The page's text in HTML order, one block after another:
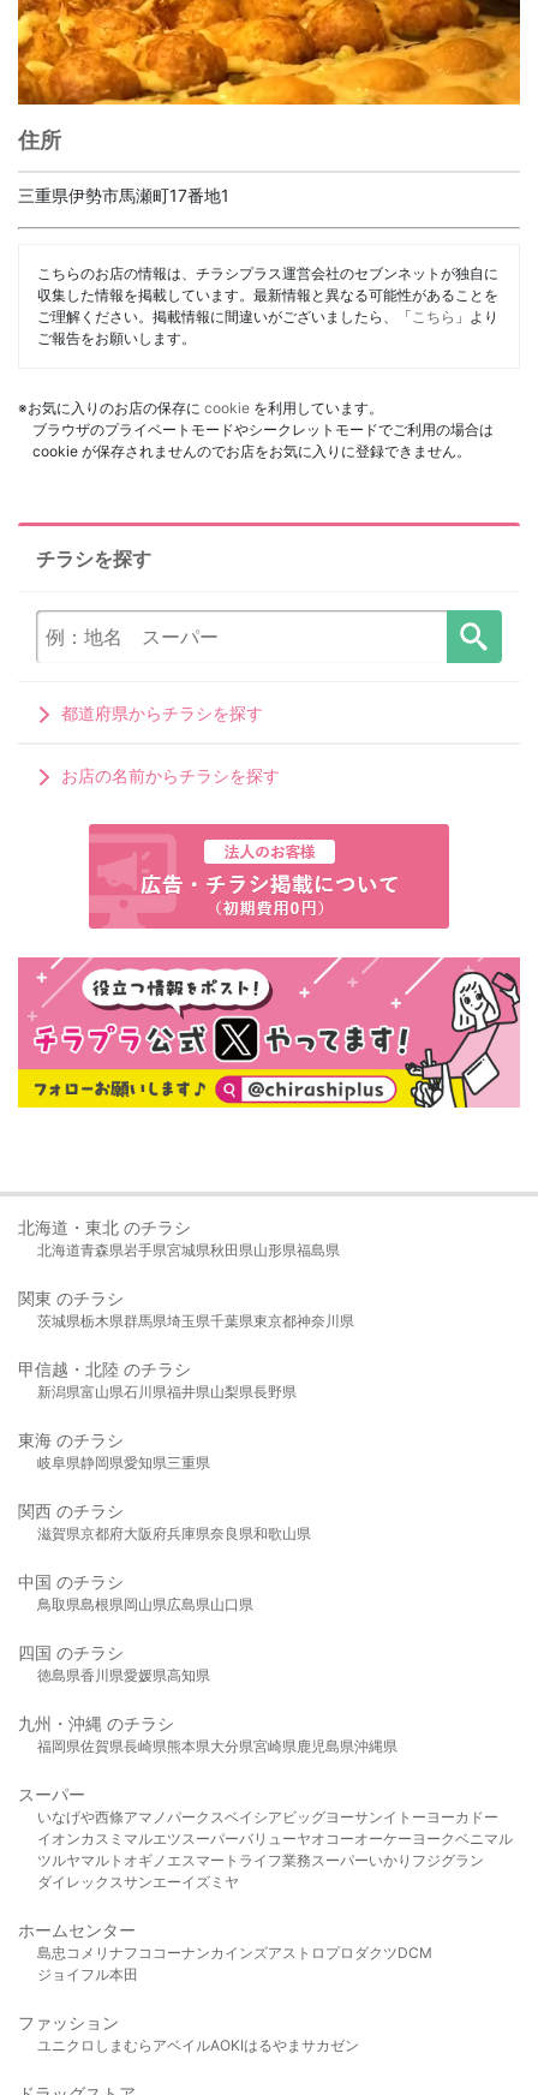
住所
三重県伊勢市馬瀬町17番地1
こちらのお店の情報は、チラシプラス運営会社のセブンネットが独自に
収集した情報を掲載しています。最新情報と異なる可能性があることを
ご理解ください。掲載情報に間違いがございましたら、「 こちら 」より
ご報告をお願いします。
※お気に入りのお店の保存に cookie を利用しています。
ブラウザのプライベートモードやシークレットモードでご利用の場合は
cookie が保存されませんのでお店をお気に入りに登録できません。
チラシを探す
都道府県からチラシを探す
お店の名前からチラシを探す
北海道・東北 のチラシ
北海道青森県岩手県宮城県秋田県山形県福島県
関東 のチラシ
茨城県栃木県群馬県埼玉県千葉県東京都神奈川県
甲信越・北陸 のチラシ
新潟県富山県石川県福井県山梨県長野県
東海 のチラシ
岐阜県静岡県愛知県三重県
関西 のチラシ
滋賀県京都府大阪府兵庫県奈良県和歌山県
中国 のチラシ
鳥取県島根県岡山県広島県山口県
四国 のチラシ
徳島県香川県愛媛県高知県
九州・沖縄 のチラシ
福岡県佐賀県長崎県熊本県大分県宮崎県鹿児島県沖縄県
スーパー
いなげや西條アマノパークスベイシア ビッグヨーサンイトーヨーカドー
イオンカスミ マルエツスーパーバリューヤオコーオーケー ヨークベニマル
ツルヤマルト オギノ エスマート ライフ業務スーパーいかり フジグラン
ダイレックスサンエーイズミヤ
ホームセンター
島忠 コメリ ナフコ コーナンカインズアストロプロダクツDCM
ジョイフル本田
ファッション
ユニクロ しまむら アベイルAOKIはるやま サカゼン